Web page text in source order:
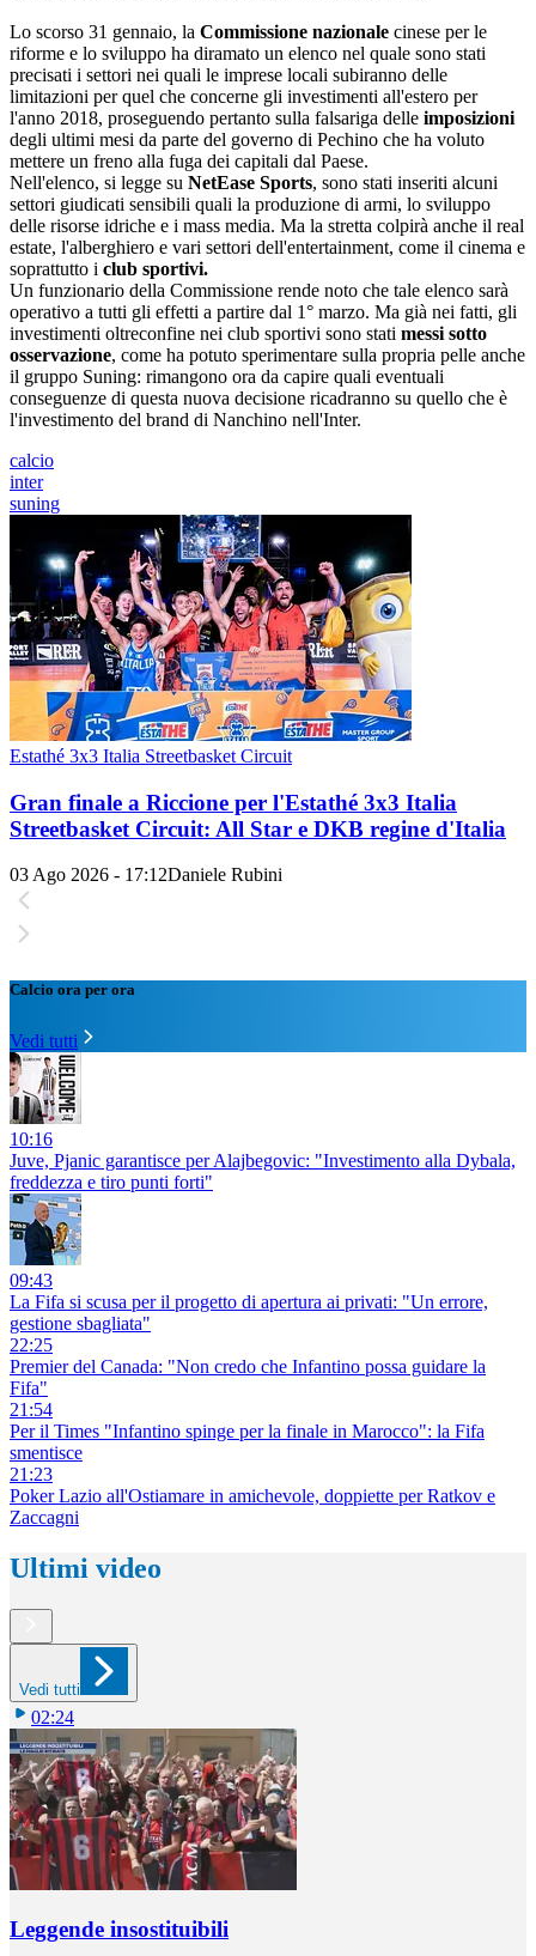
Lo scorso 31 gennaio, la Commissione nazionale cinese per le
riforme e lo sviluppo ha diramato un elenco nel quale sono stati
precisati i settori nei quali le imprese locali subiranno delle
limitazioni per quel che concerne gli investimenti all'estero per
l'anno 2018, proseguendo pertanto sulla falsariga delle imposizioni
degli ultimi mesi da parte del governo di Pechino che ha voluto
mettere un freno alla fuga dei capitali dal Paese.
Nell'elenco, si legge su NetEase Sports, sono stati inseriti alcuni
settori giudicati sensibili quali la produzione di armi, lo sviluppo
delle risorse idriche e i mass media. Ma la stretta colpirà anche il real
estate, l'alberghiero e vari settori dell'entertainment, come il cinema e
soprattutto i club sportivi.
Un funzionario della Commissione rende noto che tale elenco sarà
operativo a tutti gli effetti a partire dal 1° marzo. Ma già nei fatti, gli
investimenti oltreconfine nei club sportivi sono stati messi sotto
osservazione, come ha potuto sperimentare sulla propria pelle anche
il gruppo Suning: rimangono ora da capire quali eventuali
conseguenze di questa nuova decisione ricadranno su quello che è
l'investimento del brand di Nanchino nell'Inter.
calcio
inter
suning
Estathé 3x3 Italia Streetbasket Circuit
Gran finale a Riccione per l'Estathé 3x3 Italia
Streetbasket Circuit: All Star e DKB regine d'Italia
03 Ago 2026 - 17:12Daniele Rubini
Calcio ora per ora
Vedi tutti
10:16
Juve, Pjanic garantisce per Alajbegovic: "Investimento alla Dybala,
freddezza e tiro punti forti"
09:43
La Fifa si scusa per il progetto di apertura ai privati: "Un errore,
gestione sbagliata"
22:25
Premier del Canada: "Non credo che Infantino possa guidare la
Fifa"
21:54
Per il Times "Infantino spinge per la finale in Marocco": la Fifa
smentisce
21:23
Poker Lazio all'Ostiamare in amichevole, doppiette per Ratkov e
Zaccagni
Ultimi video
Vedi tutti
02:24
Leggende insostituibili